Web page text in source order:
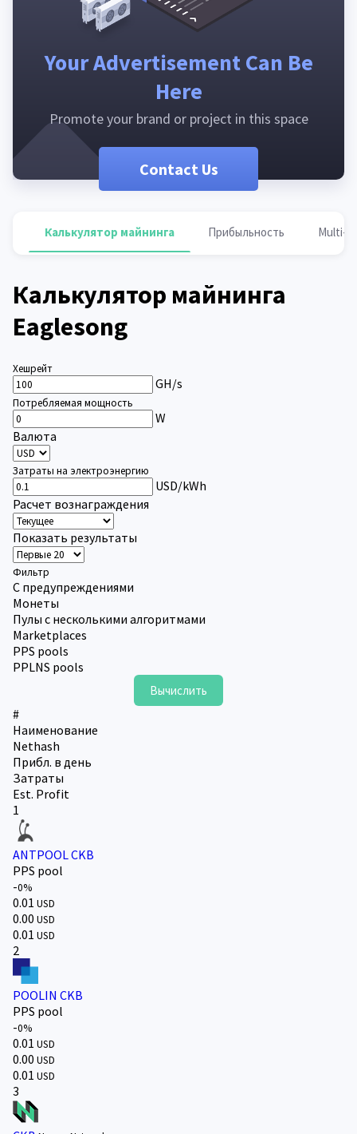
Your Advertisement Can Be
Here
Promote your brand or project in this space
Contact Us
Калькулятор майнинга Прибыльность Multi-
Калькулятор майнинга
Eaglesong
Хешрейт
GH/s
Потребляемая мощность
W
Валюта
Затраты на электроэнергию
USD/kWh
Расчет вознаграждения
Показать результаты
Фильтр
С предупреждениями
Монеты
Пулы с несколькими алгоритмами
Marketplaces
PPS pools
PPLNS pools
#
Наименование
Nethash
Прибл. в день
Затраты
Est. Profit
1
ANTPOOL CKB
PPS pool
-0%
0.01 USD
0.00 USD
0.01 USD
2
POOLIN CKB
PPS pool
-0%
0.01 USD
0.00 USD
0.01 USD
3